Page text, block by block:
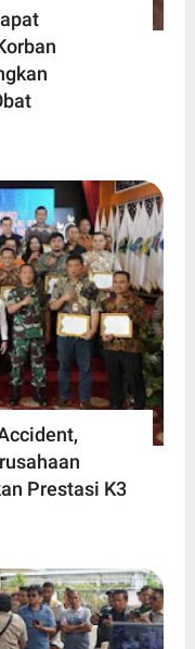
Prestasi K3